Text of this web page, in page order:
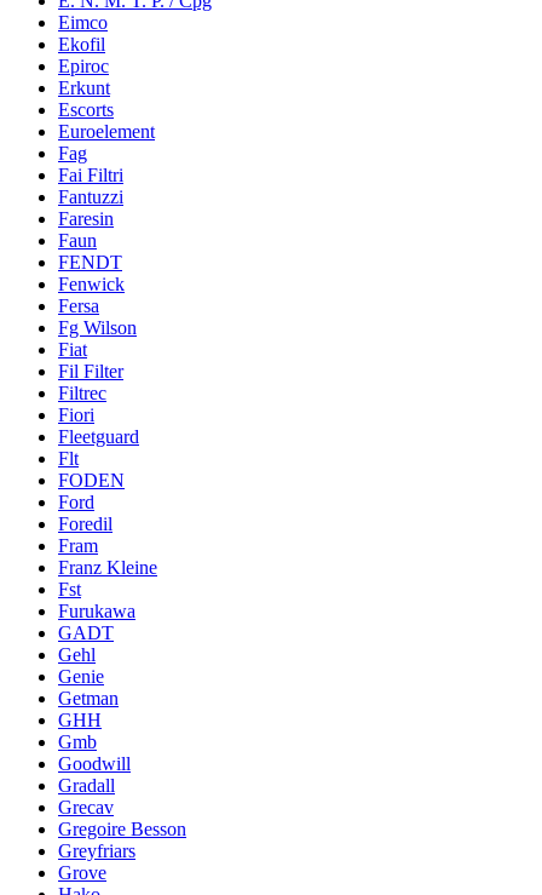
Eimco
Ekofil
Epiroc
Erkunt
Escorts
Euroelement
Fag
Fai Filtri
Fantuzzi
Faresin
Faun
FENDT
Fenwick
Fersa
Fg Wilson
Fiat
Fil Filter
Filtrec
Fiori
Fleetguard
Flt
FODEN
Ford
Foredil
Fram
Franz Kleine
Fst
Furukawa
GADT
Gehl
Genie
Getman
GHH
Gmb
Goodwill
Gradall
Grecav
Gregoire Besson
Greyfriars
Grove